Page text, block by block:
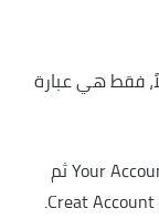
فقط هي عبارة
ثم انقر على Your Account ثم